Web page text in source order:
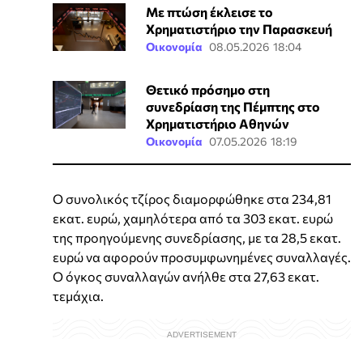
Με πτώση έκλεισε το
Χρηματιστήριο την Παρασκευή
Οικονομία 08.05.2026 18:04
Θετικό πρόσημο στη
συνεδρίαση της Πέμπτης στο
Χρηματιστήριο Αθηνών
Οικονομία 07.05.2026 18:19
Ο συνολικός τζίρος διαμορφώθηκε στα 234,81
εκατ. ευρώ, χαμηλότερα από τα 303 εκατ. ευρώ
της προηγούμενης συνεδρίασης, με τα 28,5 εκατ.
ευρώ να αφορούν προσυμφωνημένες συναλλαγές.
Ο όγκος συναλλαγών ανήλθε στα 27,63 εκατ.
τεμάχια.